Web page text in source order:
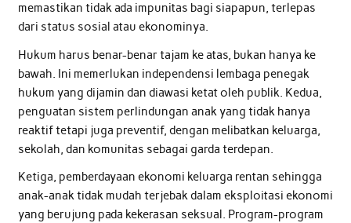
memastikan tidak ada impunitas bagi siapapun, terlepas
dari status sosial atau ekonominya.
Hukum harus benar-benar tajam ke atas, bukan hanya ke
bawah. Ini memerlukan independensi lembaga penegak
hukum yang dijamin dan diawasi ketat oleh publik. Kedua,
penguatan sistem perlindungan anak yang tidak hanya
reaktif tetapi juga preventif, dengan melibatkan keluarga,
sekolah, dan komunitas sebagai garda terdepan.
Ketiga, pemberdayaan ekonomi keluarga rentan sehingga
anak-anak tidak mudah terjebak dalam eksploitasi ekonomi
yang berujung pada kekerasan seksual. Program-program